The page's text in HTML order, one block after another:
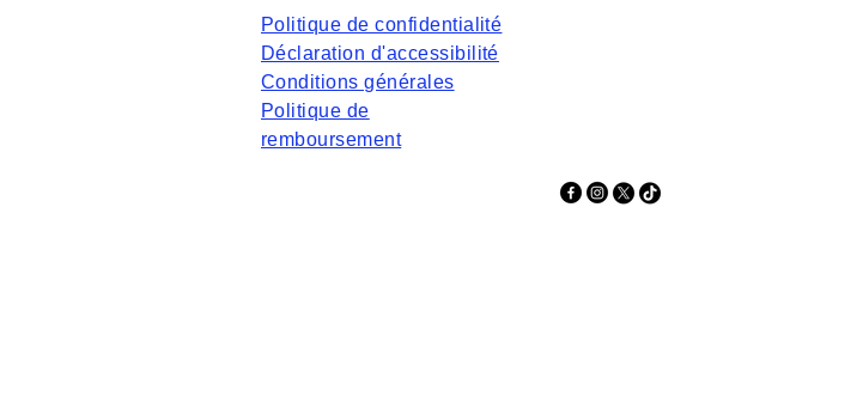
Politique de confidentialité
Déclaration d'accessibilité
Conditions générales
Politique de
remboursement